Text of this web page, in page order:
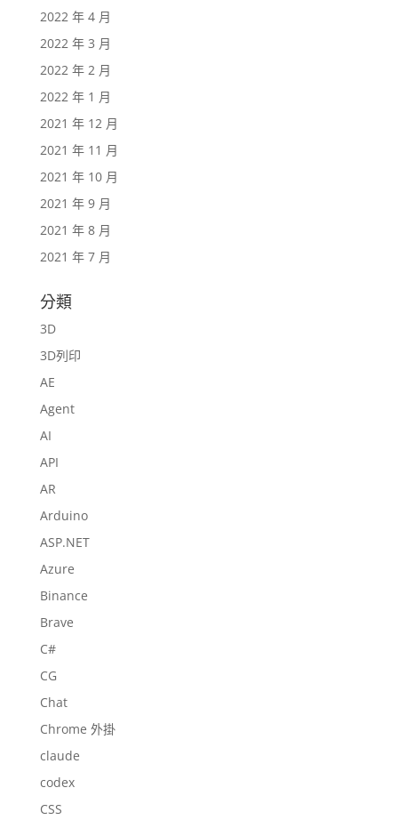
2022 年 4 月
2022 年 3 月
2022 年 2 月
2022 年 1 月
2021 年 12 月
2021 年 11 月
2021 年 10 月
2021 年 9 月
2021 年 8 月
2021 年 7 月
分類
3D
3D列印
AE
Agent
AI
API
AR
Arduino
ASP.NET
Azure
Binance
Brave
C#
CG
Chat
Chrome 外掛
claude
codex
CSS